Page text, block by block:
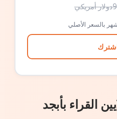
دولار أمريكي
القراء بأبجد